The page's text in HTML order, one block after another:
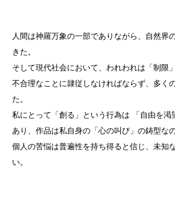
人間は神羅万象の一部でありながら、自然界
きた。
そして現代社会において、われわれは「制限
不合理なことに隷従しなければならず、多く
た。
私にとって「創る」という行為は 「自由を渇
あり、作品は私自身の「心の叫び」の鋳型な
個人の苦悩は普遍性を持ち得ると信じ、未知
い。